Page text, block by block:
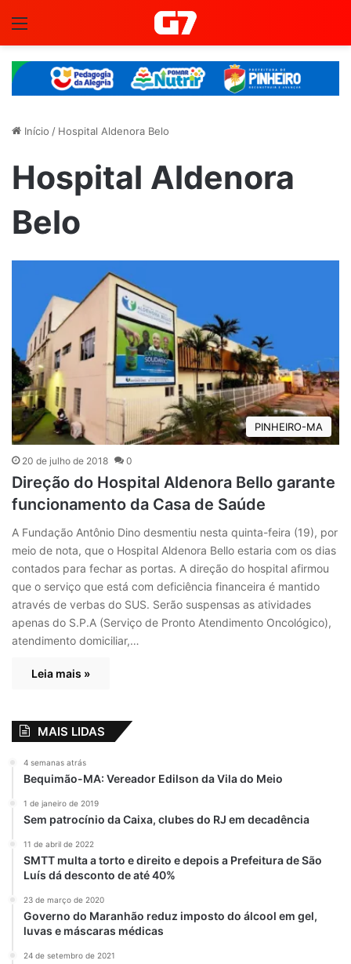
Início / Hospital Aldenora Belo
Hospital Aldenora
Belo
PINHEIRO-MA
20 de julho de 2018 0
Direção do Hospital Aldenora Bello garante
funcionamento da Casa de Saúde
A Fundação Antônio Dino desmentiu nesta quinta-feira (19), por
meio de nota, que o Hospital Aldenora Bello estaria com os dias
contados para fechar as portas. A direção do hospital afirmou
que o serviço que está com deficiência financeira é mantido
através de verbas do SUS. Serão suspensas as atividades
apenas do S.P.A (Serviço de Pronto Atendimento Oncológico),
atendimento domiciliar,…
Leia mais »
MAIS LIDAS
4 semanas atrás
Bequimão-MA: Vereador Edilson da Vila do Meio
1 de janeiro de 2019
Sem patrocínio da Caixa, clubes do RJ em decadência
11 de abril de 2022
SMTT multa a torto e direito e depois a Prefeitura de São
Luís dá desconto de até 40%
23 de março de 2020
Governo do Maranhão reduz imposto do álcool em gel,
luvas e máscaras médicas
24 de setembro de 2021